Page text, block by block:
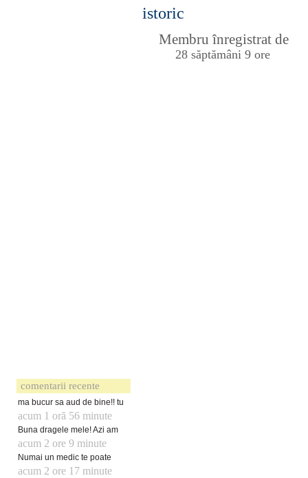
comentarii recente
ma bucur sa aud de bine!! tu
acum 1 oră 56 minute
Buna dragele mele! Azi am
acum 2 ore 9 minute
Numai un medic te poate
acum 2 ore 17 minute
istoric
Membru înregistrat de
28 săptămâni 9 ore